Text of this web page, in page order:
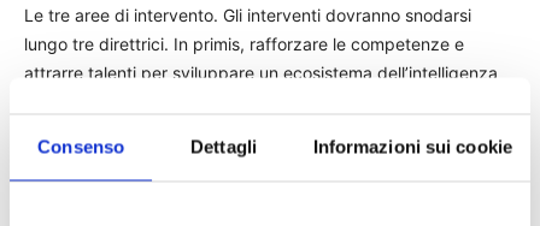
Consenso Dettagli Informazioni sui cookie
Le tre aree di intervento. Gli interventi dovranno snodarsi
lungo tre direttrici. In primis, rafforzare le competenze e
attrarre talenti per sviluppare un ecosistema dell’intelligenza
programma include politiche per promuovere corsi e carriere
nelle materie STEM e per rafforzare le competenze digitali.